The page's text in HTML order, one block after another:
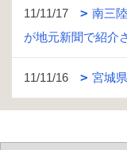
11/11/17
南三
が地元新聞で紹介
11/11/16 宮城